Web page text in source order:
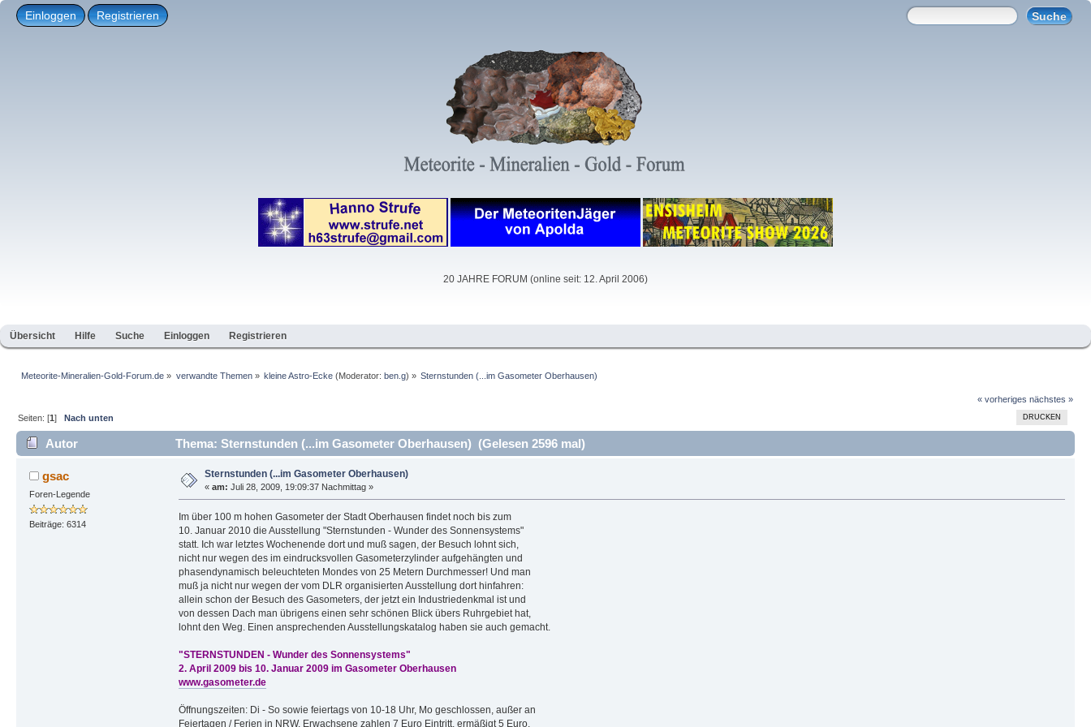
Einloggen Registrieren
20 JAHRE FORUM (online seit: 12. April 2006)
Übersicht Hilfe Suche Einloggen Registrieren
Meteorite-Mineralien-Gold-Forum.de » verwandte Themen» kleine Astro-Ecke(Moderator: ben.g) » Sternstunden (...im Gasometer Oberhausen)
« vorheriges nächstes »
DRUCKEN
Seiten: [1]Nach unten
Autor Thema: Sternstunden (...im Gasometer Oberhausen) (Gelesen 2596 mal)
gsac
Foren-Legende
Beiträge: 6314
Sternstunden (...im Gasometer Oberhausen)
« am: Juli 28, 2009, 19:09:37 Nachmittag »
Im über 100 m hohen Gasometer der Stadt Oberhausen findet noch bis zum
10. Januar 2010 die Ausstellung "Sternstunden - Wunder des Sonnensystems"
statt. Ich war letztes Wochenende dort und muß sagen, der Besuch lohnt sich,
nicht nur wegen des im eindrucksvollen Gasometerzylinder aufgehängten und
phasendynamisch beleuchteten Mondes von 25 Metern Durchmesser! Und man
muß ja nicht nur wegen der vom DLR organisierten Ausstellung dort hinfahren:
allein schon der Besuch des Gasometers, der jetzt ein Industriedenkmal ist und
von dessen Dach man übrigens einen sehr schönen Blick übers Ruhrgebiet hat,
lohnt den Weg. Einen ansprechenden Ausstellungskatalog haben sie auch gemacht.
"STERNSTUNDEN - Wunder des Sonnensystems"
2. April 2009 bis 10. Januar 2009 im Gasometer Oberhausen
www.gasometer.de
Öffnungszeiten: Di - So sowie feiertags von 10-18 Uhr, Mo geschlossen, außer an
Feiertagen / Ferien in NRW. Erwachsene zahlen 7 Euro Eintritt, ermäßigt 5 Euro,